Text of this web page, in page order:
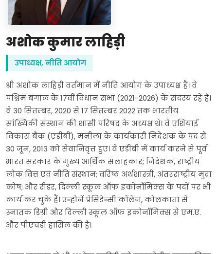
अशोक कुमार लाहिड़ी
उपाध्यक्ष, नीति आयोग
श्री अशोक लाहिड़ी वर्तमान में नीति आयोग के उपाध्यक्ष हैं। वे
पश्चिम बंगाल के 17वीं विधान सभा (2021-2026) के सदस्य रहे हैं।
वे 30 सितम्बर, 2020 से 17 सितम्बर 2022 तक भारतीय
सांख्यिकी संस्थान की शासी परिषद के अध्यक्ष थे। वे एशियाई
विकास बैंक (एडीबी), मनीला के कार्यकारी निदेशक के पद से
30 जून, 2013 को सेवानिवृत्त हुए। वे एडीबी में कार्य करने से पूर्व
भारत सरकार के मुख्य आर्थिक सलाहकार; निदेशक, राष्ट्रीय
लोक वित्त एवं नीति संस्थान; वरिष्ठ अर्थशास्त्री, अंतरराष्ट्रीय मुद्रा
कोष; और रीडर, दिल्ली स्कूल ऑफ इकोनॉमिक्स के पदों पर भी
कार्य कर चुके हैं। उन्होनें प्रेसिडेन्सी कॉलेज, कोलकाता से
स्नातक डिग्री और दिल्ली स्कूल ऑफ इकोनॉमिक्स से एम.ए.
और पीएचडी हासिल की है।